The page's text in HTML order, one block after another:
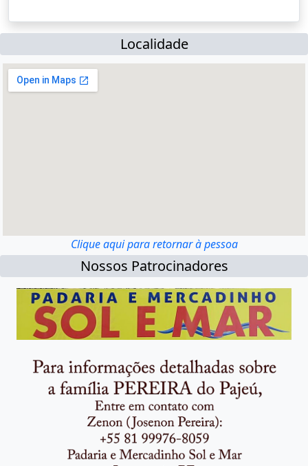
Localidade
Clique aqui para retornar à pessoa
Nossos Patrocinadores